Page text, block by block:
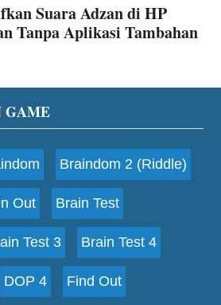
Suara Adzan di HP
Tanpa Aplikasi Tambahan
GAME
Braindom 2 (Riddle)
Out Brain Test
Test 3 Brain Test 4
DOP 4 Find Out